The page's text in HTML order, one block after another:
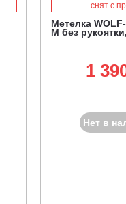
снят с
Метелка
M без
1
Нет в